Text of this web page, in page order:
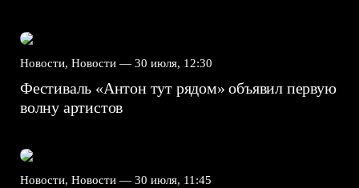
Новости, Новости — 30 июля, 12:30
Фестиваль «Антон тут рядом» объявил первую
волну артистов
Новости, Новости — 30 июля, 11:45